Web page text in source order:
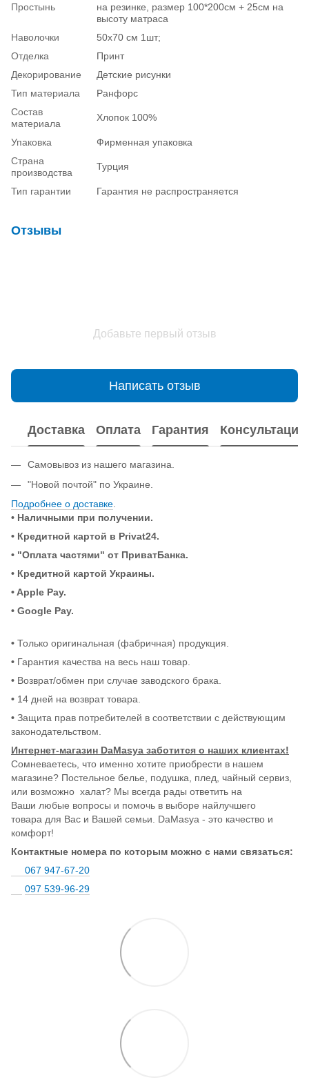
Простынь
на резинке, размер 100*200см + 25см на
высоту матраса
Наволочки
50х70 см 1шт;
Отделка
Принт
Декорирование
Детские рисунки
Тип материала
Ранфорс
Состав
материала
Хлопок 100%
Упаковка
Фирменная упаковка
Страна
производства
Турция
Тип гарантии Гарантия не распространяется
Отзывы
Добавьте первый отзыв
Написать отзыв
Доставка Оплата Гарантия Консультация
Самовывоз из нашего магазина.
"Новой почтой" по Украине.
Подробнее о доставке
• Наличными при получении.
• Кредитной картой в Privat24.
• "Оплата частями" от ПриватБанка.
• Кредитной картой Украины.
• Apple Pay.
• Google Pay.
• Только оригинальная (фабричная) продукция.
• Гарантия качества на весь наш товар.
• Возврат/обмен при случае заводского брака.
• 14 дней на возврат товара.
• Защита прав потребителей в соответствии с действующим
законодательством.
Интернет-магазин DaMasya заботится о наших клиентах!
Сомневаетесь, что именно хотите приобрести в нашем
магазине? Постельное белье, подушка, плед, чайный сервиз,
или возможно халат? Мы всегда рады ответить на
Ваши любые вопросы и помочь в выборе найлучшего
товара для Вас и Вашей семьи. DaMasya - это качество и
комфорт!
Контактные номера по которым можно с нами связаться:
067 947-67-20
097 539-96-29